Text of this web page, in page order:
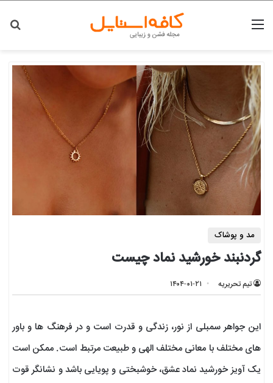
منو
مد و پوشاک
گردنبند خورشید نماد چیست
تیم تحریریه ۱۴۰۴-۰۱-۲۱
این جواهر سمبلی از نور، زندگی و قدرت است و در فرهنگ ها و باور
های مختلف با معانی مختلف الهی و طبیعت مرتبط است. ممکن است
یک آویز خورشید نماد عشق، خوشبختی و پویایی باشد و نشانگر قوت